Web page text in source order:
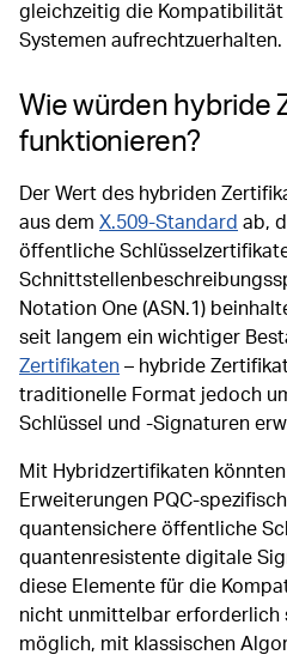
gleichzeitig die
Systemen aufrechtzuerhalten.
Wie würden hybride
funktionieren?
Der Wert des hybriden
aus dem X.509-Standard ab,
öffentliche
Notation One (ASN.1)
seit langem ein wichtiger
Zertifikaten – hybride
traditionelle Format jedoch
Schlüssel und -Signaturen
Mit Hybridzertifikaten
Erweiterungen PQC-
quantensichere öffentliche
quantenresistente digitale
diese Elemente für die
nicht unmittelbar erforderlich
möglich, mit klassischen